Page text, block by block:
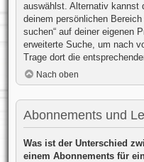
auswählst. Alternativ kannst
deinem persönlichen
suchen“ auf deiner eigenen
erweiterte Suche, um nach
Trage dort die
Nach oben
Abonnements und
Was ist der Unterschied
einem Abonnements für